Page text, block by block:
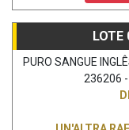
LOTE
PURO SANGUE
236206 -